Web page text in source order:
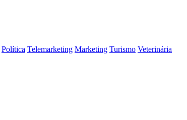
Política Telemarketing Marketing Turismo Veterinária